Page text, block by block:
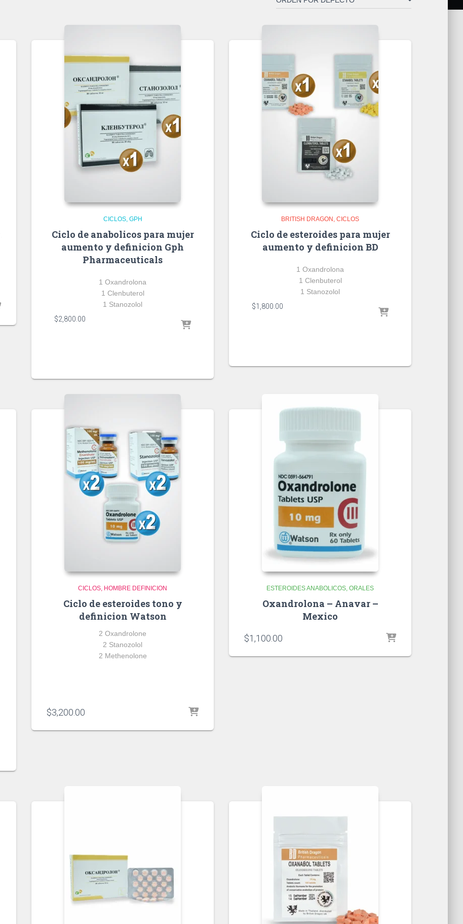
CICLOS GPH
Ciclo de anabolicos para mujer
aumento y definicion Gph
Pharmaceuticals
1 Oxandrolona
1 Clenbuterol
1 Stanozolol
$2,800.00
BRITISH DRAGON CICLOS
Ciclo de esteroides para mujer
aumento y definicion BD
1 Oxandrolona
1 Clenbuterol
1 Stanozolol
$1,800.00
CICLOS HOMBRE DEFINICION
Ciclo de esteroides tono y
definicion Watson
2 Oxandrolone
2 Stanozolol
2 Methenolone
$3,200.00
ESTEROIDES ANABOLICOS ORALES
Oxandrolona – Anavar –
Mexico
$1,100.00